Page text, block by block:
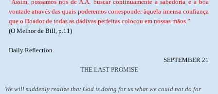
Assim, possamos nós de A.A. buscar continuamente a sabedoria e a boa
vontade através das quais poderemos corresponder àquela imensa confiança
que o Doador de todas as dádivas perfeitas colocou em nossas mãos.”
(O Melhor de Bill, p.11)
Daily Reflection
SEPTEMBER 21
THE LAST PROMISE
We will suddenly realize that God is doing for us what we could not do for